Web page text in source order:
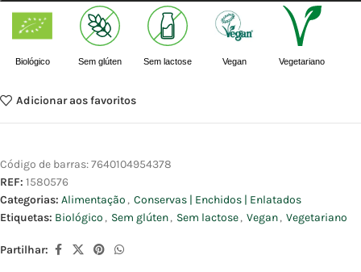
Biológico Sem glúten Sem lactose Vegan Vegetariano
Adicionar aos favoritos
Código de barras:7640104954378
REF: 1580576
Categorias: Alimentação , Conservas | Enchidos | Enlatados
Etiquetas: Biológico , Sem glúten, Sem lactose, Vegan, Vegetariano
Partilhar: